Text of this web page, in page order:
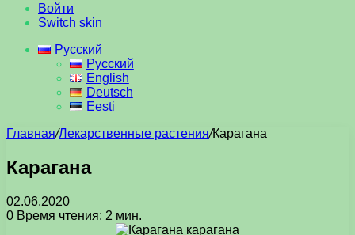
Войти
Switch skin
Русский
Русский
English
Deutsch
Eesti
Главная/Лекарственные растения/Карагана
Карагана
02.06.2020
0 Время чтения: 2 мин.